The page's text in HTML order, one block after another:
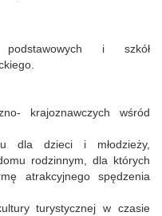
podstawowych i szkół
krajoznawczych wśród
dla dzieci i młodzieży,
rodzinnym, dla których
atrakcyjnego spędzenia
turystycznej w czasie